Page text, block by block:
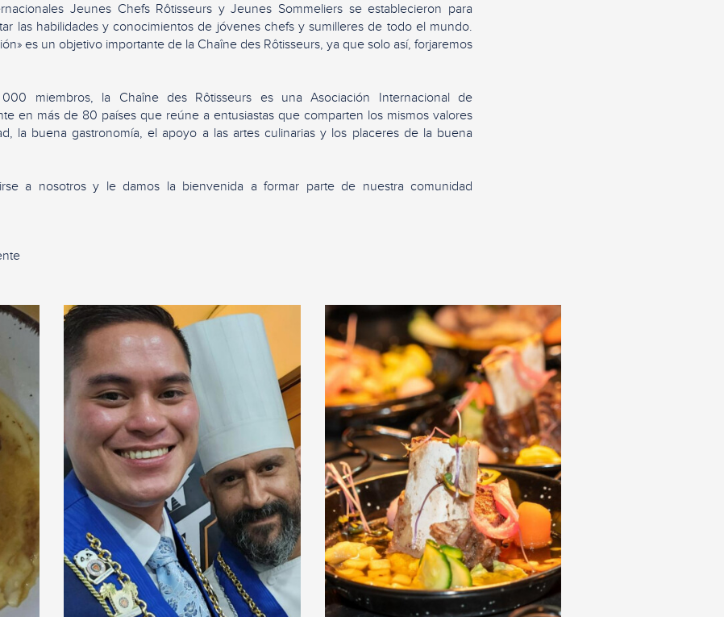
Jeunes Chefs Rôtisseurs y Jeunes Sommeliers se establecieron para
las habilidades y conocimientos de jóvenes chefs y sumilleres de todo el mundo.
es un objetivo importante de la Chaîne des Rôtisseurs, ya que solo así, forjaremos
miembros, la Chaîne des Rôtisseurs es una Asociación Internacional de
en más de 80 países que reúne a entusiastas que comparten los mismos valores
la buena gastronomía, el apoyo a las artes culinarias y los placeres de la buena
a nosotros y le damos la bienvenida a formar parte de nuestra comunidad